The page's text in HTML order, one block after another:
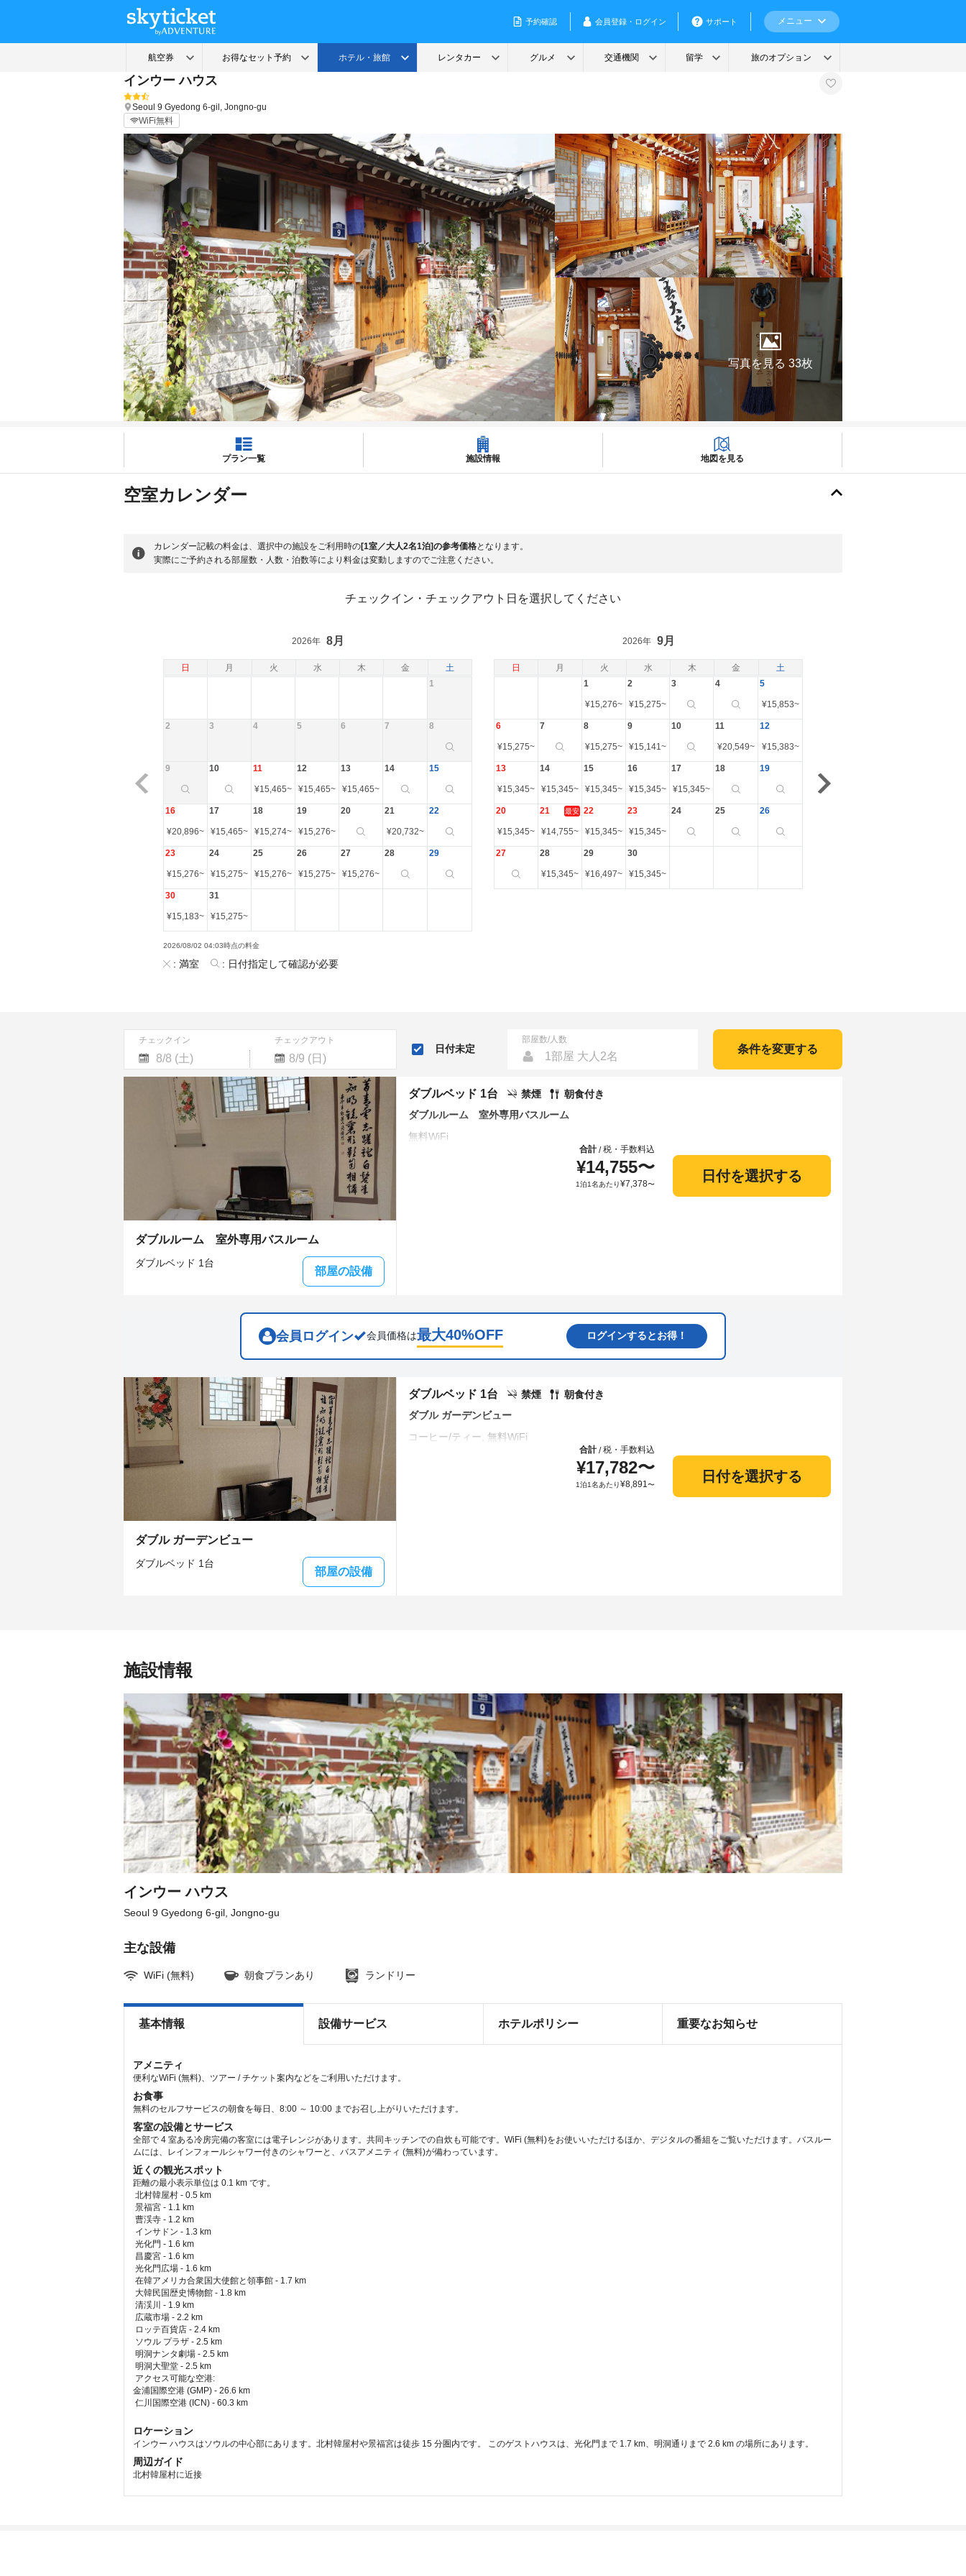
インウー ハウス
Seoul 9 Gyedong 6-gil, Jongno-gu
WiFi無料
写真を見る 33枚
プラン一覧 施設情報 地図を見る
空室カレンダー
カレンダー記載の料金は、選択中の施設をご利用時の[1室／大人2名1泊]の参考価格となります。
実際にご予約される部屋数・人数・泊数等により料金は変動しますのでご注意ください。
チェックイン・チェックアウト日を選択してください
日 月 火 水 木 金 土 日 月 火 水 木 金 土
2026年 8月
1
2 3 4 5 6 7 8
9 10 11
¥15,465~
12
¥15,465~
13
¥15,465~
14 15
16
¥20,896~
17
¥15,465~
18
¥15,274~
19
¥15,276~
20 21
¥20,732~
22
23
¥15,276~
24
¥15,275~
25
¥15,276~
26
¥15,275~
27
¥15,276~
28 29
30
¥15,183~
31
¥15,275~
2026年 9月
1
¥15,276~
2
¥15,275~
3 4 5
¥15,853~
6
¥15,275~
7 8
¥15,275~
9
¥15,141~
10 11
¥20,549~
12
¥15,383~
13
¥15,345~
14
¥15,345~
15
¥15,345~
16
¥15,345~
17
¥15,345~
18 19
20
¥15,345~
21 最安
¥14,755~
22
¥15,345~
23
¥15,345~
24 25 26
27 28
¥15,345~
29
¥16,497~
30
¥15,345~
2026/08/02 04:03時点の料金
: 満室 : 日付指定して確認が必要
チェックイン チェックアウト
Navigate
forward
calendar
Press
question
key
Navigate
backward
to
interact
with
and
select
date.
Press
question
shortcuts
for
changing
日付未定
部屋数/人数
1部屋 大人2名
条件を変更する
ダブルルーム 室外専用バスルーム
ダブルベッド 1台
部屋の設備
ダブルルーム 室外専用バスルーム
禁煙 朝食付き
ダブルベッド 1台
合計/税・手数料込
¥14,755〜
1泊1名あたり¥7,378〜
日付を選択する
会員ログイン 会員価格は最大40%OFF ログインするとお得！
ダブル ガーデンビュー
ダブルベッド 1台
部屋の設備
ダブル ガーデンビュー
禁煙 朝食付き
ダブルベッド 1台
合計/税・手数料込
¥17,782〜
1泊1名あたり¥8,891〜
日付を選択する
施設情報
インウー ハウス
Seoul 9 Gyedong 6-gil, Jongno-gu
主な設備
WiFi (無料) 朝食プランあり ランドリー
基本情報 設備サービス ホテルポリシー 重要なお知らせ
アメニティ
便利なWiFi (無料)、ツアー / チケット案内などをご利用いただけます。
お食事
無料のセルフサービスの朝食を毎日、8:00 ～ 10:00 までお召し上がりいただけます。
客室の設備とサービス
全部で 4 室ある冷房完備の客室には電子レンジがあります。共同キッチンでの自炊も可能です。WiFi (無料)をお使いいただけるほか、デジタルの番組をご覧いただけます。バスルー
ムには、レインフォールシャワー付きのシャワーと、バスアメニティ (無料)が備わっています。
近くの観光スポット
距離の最小表示単位は 0.1 km です。
北村韓屋村 - 0.5 km
景福宮 - 1.1 km
曹渓寺 - 1.2 km
インサドン - 1.3 km
光化門 - 1.6 km
昌慶宮 - 1.6 km
光化門広場 - 1.6 km
在韓アメリカ合衆国大使館と領事館 - 1.7 km
大韓民国歴史博物館 - 1.8 km
清渓川 - 1.9 km
広蔵市場 - 2.2 km
ロッテ百貨店 - 2.4 km
ソウル プラザ - 2.5 km
明洞ナンタ劇場 - 2.5 km
明洞大聖堂 - 2.5 km
アクセス可能な空港:
金浦国際空港 (GMP) - 26.6 km
仁川国際空港 (ICN) - 60.3 km
ロケーション
インウー ハウスはソウルの中心部にあります。北村韓屋村や景福宮は徒歩 15 分圏内です。 このゲストハウスは、光化門まで 1.7 km、明洞通りまで 2.6 km の場所にあります。
周辺ガイド
北村韓屋村に近接